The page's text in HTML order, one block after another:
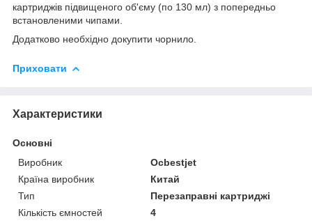
картриджів підвищеного об'єму (по 130 мл) з попередньо
встановленими чипами.
Додатково необхідно докупити чорнило.
Приховати
Характеристики
Основні
Виробник
Ocbestjet
Країна виробник
Китай
Тип
Перезаправні картриджі
Кількість ємностей
4